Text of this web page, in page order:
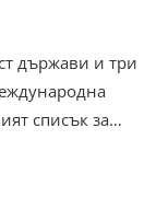
държави и три
списък за…